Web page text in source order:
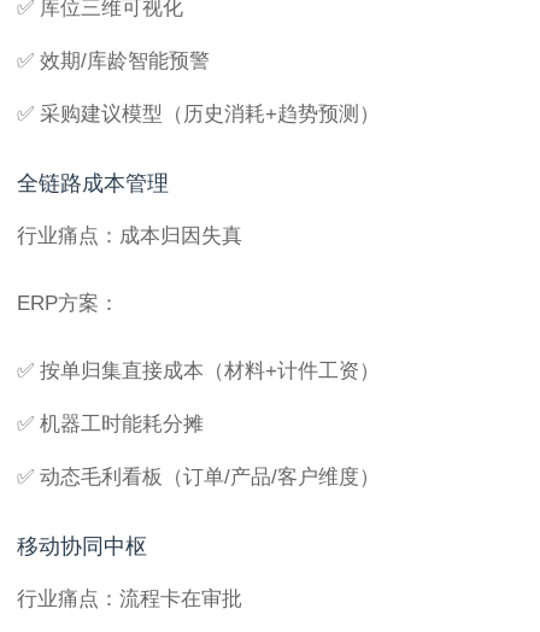
✅ 库位三维可视化
✅ 效期/库龄智能预警
✅ 采购建议模型（历史消耗+趋势预测）
全链路成本管理
行业痛点：成本归因失真
ERP方案：
✅ 按单归集直接成本（材料+计件工资）
✅ 机器工时能耗分摊
✅ 动态毛利看板（订单/产品/客户维度）
移动协同中枢
行业痛点：流程卡在审批